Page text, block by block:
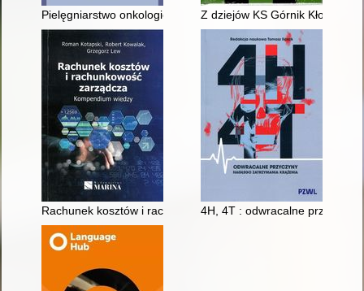
Pielęgniarstwo onkologiczne Z dziejów KS Górnik Kłodawa
Rachunek kosztów i rachunkowość zarządcza : kompendium
4H, 4T : odwracalne przyczyny